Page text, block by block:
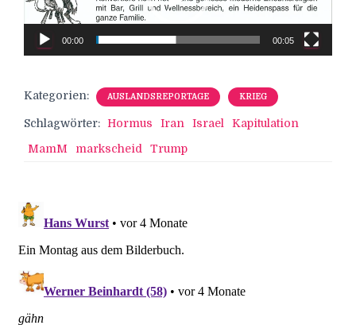
00:00 00:05
Kategorien: AUSLANDSREPORTAGE KRIEG
Schlagwörter: Hormus Iran Israel
Kapitulation
MamM
markscheid Trump